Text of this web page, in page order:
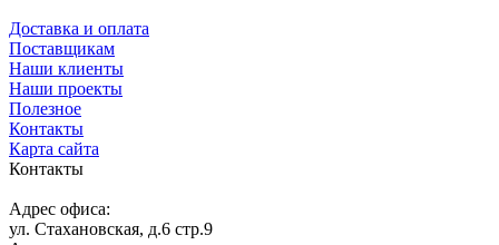
Доставка и оплата
Поставщикам
Наши клиенты
Наши проекты
Полезное
Контакты
Карта сайта
Контакты
Адрес офиса:
ул. Стахановская, д.6 стр.9